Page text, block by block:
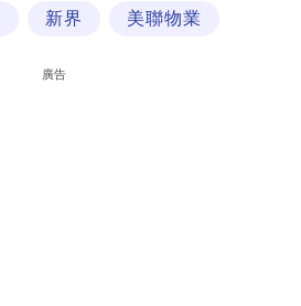
新界 美聯物業
廣告